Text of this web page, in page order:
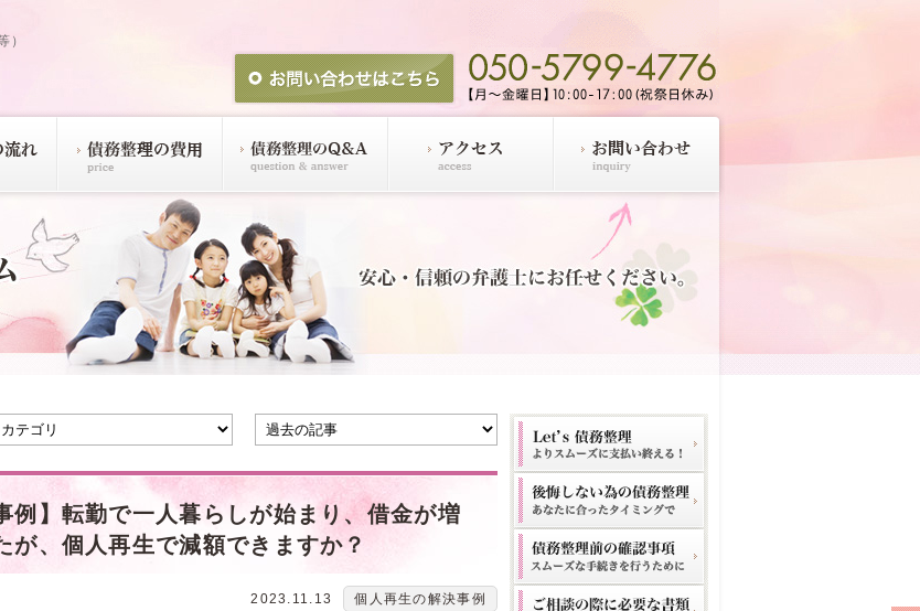
）
例】転勤で一人暮らしが始まり、借金が増
が、個人再生で減額できますか？
2023.11.13 個人再生の解決事例